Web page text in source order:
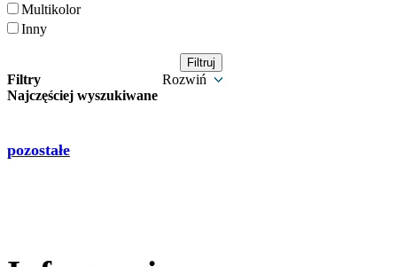
Multikolor
Inny
Filtry
Rozwiń
Najczęściej wyszukiwane
pozostałe